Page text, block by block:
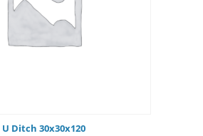
U Ditch 30x30x120